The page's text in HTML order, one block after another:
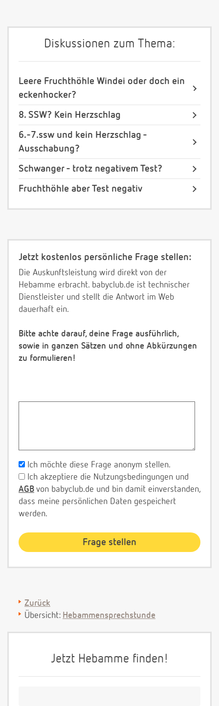
Diskussionen zum Thema:
Leere Fruchthöhle Windei oder doch ein
eckenhocker?
8. SSW? Kein Herzschlag
6.-7.ssw und kein Herzschlag -
Ausschabung?
Schwanger - trotz negativem Test?
Fruchthöhle aber Test negativ
Jetzt kostenlos persönliche Frage stellen:
Die Auskunftsleistung wird direkt von der
Hebamme erbracht. babyclub.de ist technischer
Dienstleister und stellt die Antwort im Web
dauerhaft ein.
Bitte achte darauf, deine Frage ausführlich,
sowie in ganzen Sätzen und ohne Abkürzungen
zu formulieren!
Ich möchte diese Frage anonym stellen.
Ich akzeptiere die Nutzungsbedingungen und
AGB von babyclub.de und bin damit einverstanden,
dass meine persönlichen Daten gespeichert
werden.
Zurück
Übersicht: Hebammensprechstunde
Jetzt Hebamme finden!